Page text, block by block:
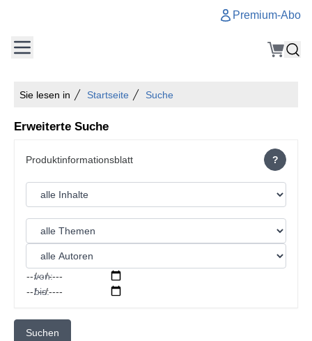
Premium-Abo
Sie lesen in Startseite Suche
Erweiterte Suche
?
von:
bis:
Suchen